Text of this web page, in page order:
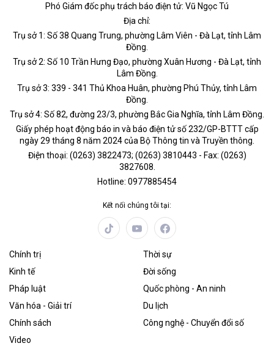
Phó Giám đốc phụ trách báo điện tử: Vũ Ngọc Tú
Địa chỉ:
Trụ sở 1: Số 38 Quang Trung, phường Lâm Viên - Đà Lạt, tỉnh Lâm
Đồng.
Trụ sở 2: Số 10 Trần Hưng Đạo, phường Xuân Hương - Đà Lạt, tỉnh
Lâm Đồng.
Trụ sở 3: 339 - 341 Thủ Khoa Huân, phường Phú Thủy, tỉnh Lâm
Đồng.
Trụ sở 4: Số 82, đường 23/3, phường Bắc Gia Nghĩa, tỉnh Lâm Đồng.
Giấy phép hoạt động báo in và báo điện tử số 232/GP-BTTT cấp
ngày 29 tháng 8 năm 2024 của Bộ Thông tin và Truyền thông.
Điện thoại: (0263) 3822473; (0263) 3810443 - Fax: (0263)
3827608.
Hotline: 0977885454
Kết nối chúng tôi tại:
Chính trị
Thời sự
Kinh tế
Đời sống
Pháp luật
Quốc phòng - An ninh
Văn hóa - Giải trí
Du lịch
Chính sách
Công nghệ - Chuyển đổi số
Video